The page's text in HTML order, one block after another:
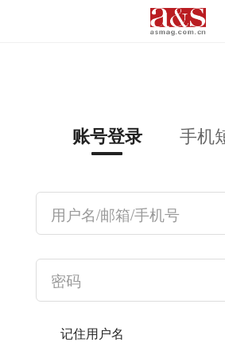
账号登录 手机
记住用户名